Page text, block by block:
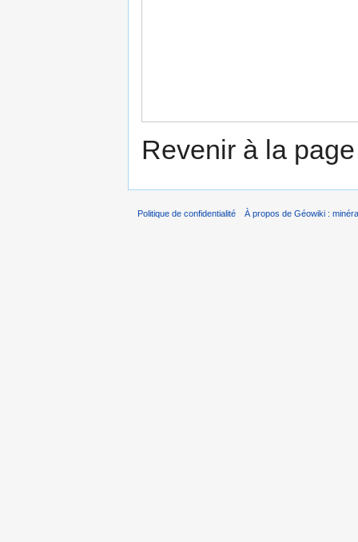
Revenir à la
Politique de confidentialité À propos de Géowiki :